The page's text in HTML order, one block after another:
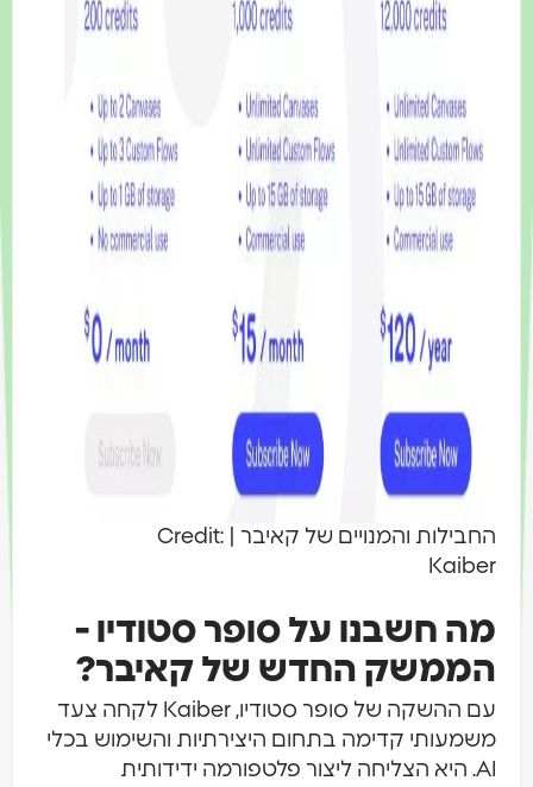
החבילות והמנויים של קאיבר | Credit:
חשבנו על סופר סטודיו -
החדש של קאיבר?
עם ההשקה של סופר סטודיו, Kaiber לקחה צעד
קדימה בתחום היצירתיות והשימוש בכלי
AI. היא הצליחה ליצור פלטפורמה ידידותית